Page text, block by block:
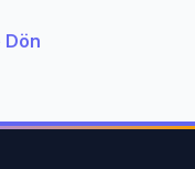
Dön